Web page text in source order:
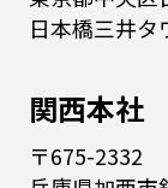
日本橋三井タ
関西本社
〒675-2332